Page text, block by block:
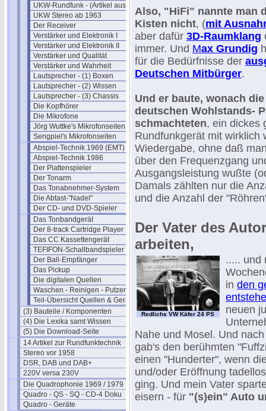
UKW-Rundfunk - (Artikel aus 1950)
UKW Stereo ab 1963
Der Receiver
Verstärker und Elektronik I
Verstärker und Elektronik II
Verstärker und Qualität
Verstärker und Wahrheit
Lautsprecher - (1) Boxen
Lautsprecher - (2) Wissen
Lautsprecher - (3) Chassis
Die Kopfhörer
Die Mikrofone
Jörg Wuttke's Mikrofonseiten
Sengpiel's Mikrofonseiten
Abspiel-Technik 1969 (EMT)
Abspiel-Technik 1986
Der Plattenspieler
Der Tonarm
Das Tonabnehmer-System
Die Abtast-"Nadel"
Der CD- und DVD-Spieler
Das Tonbandgerät
Der 8-track Cartridge Player
Das CC Kassettengerät
TEFIFON-Schallbandspieler (1950)
Der Ball-Empfänger
Das Pickup
Die digitalen Quellen
Waschen - Reinigen - Putzen
Teil-Übersicht Quellen & Geräte
(3) Bauteile / Komponenten
(4) Die Lexika samt Wissen
(5) Die Download-Seite
14 Artikel zur Rundfunktechnik
Stereo vor 1958
DSR, DAB und DAB+
220V versa 230V
Die Quadrophonie 1969 / 1979
Quadro - QS - SQ - CD-4 Doku
Quadro - Geräte
Also, "HiFi" nannte man
Kisten nicht, (mit
aber dafür 3D-Raumklang
immer. Und Max Grundig
für die Bedürfnisse der
Deutschen Mitbürger.
Und er baute, wonach
deutschen Wohlstands-
schmachteten, ein dickes
Rundfunkgerät mit wirklich
Wiedergabe, ohne daß
über den Frequenzgang
Ausgangsleistung wußte
Damals zählten nur die
und die Anzahl der
Der Vater des
arbeiten,
Redlichs VW Käfer 24 PS
..... und
in den
neuen
Nahe und Mosel. Und
gab's den berühmten
einen "Hunderter", wenn
und/oder Eröffnung
ging. Und mein Vater
eisern - für "(s)ein" Auto